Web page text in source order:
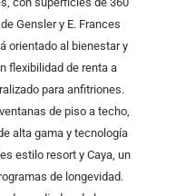
Gensler y E. Frances
orientado al bienestar y
flexibilidad de renta a
para anfitriones.
de piso a techo,
alta gama y tecnología
estilo resort y Caya, un
de longevidad.